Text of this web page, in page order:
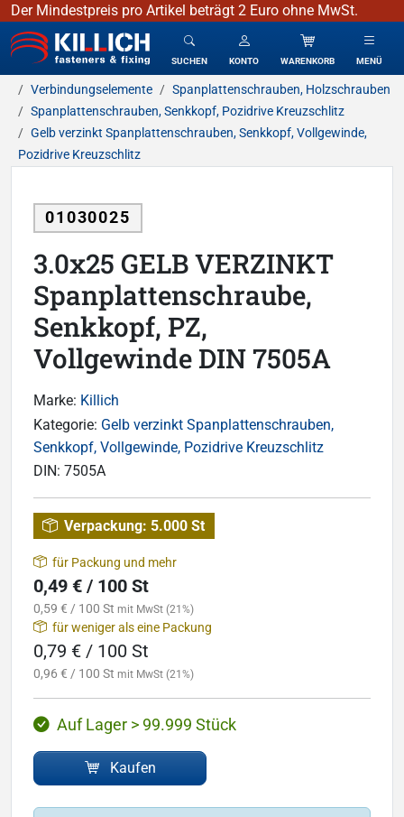
Der Mindestpreis pro Artikel beträgt 2 Euro ohne MwSt.
KILLICH - Verbindungselemente
SUCHEN KONTO WARENKORB MENÜ
Verbindungselemente
Spanplattenschrauben, Holzschrauben
Spanplattenschrauben, Senkkopf, Pozidrive Kreuzschlitz
Gelb verzinkt Spanplattenschrauben, Senkkopf, Vollgewinde,
Pozidrive Kreuzschlitz
01030025
3.0x25 GELB VERZINKT
Spanplattenschraube,
Senkkopf, PZ,
Vollgewinde DIN 7505A
Marke: Killich
Kategorie: Gelb verzinkt Spanplattenschrauben,
Senkkopf, Vollgewinde, Pozidrive Kreuzschlitz
DIN: 7505A
Verpackung: 5.000 St
für Packung und mehr
0,49 € / 100 St
0,59 € / 100 St mit MwSt (21%)
für weniger als eine Packung
0,79 € / 100 St
0,96 € / 100 St mit MwSt (21%)
Auf Lager > 99.999 Stück
Kaufen